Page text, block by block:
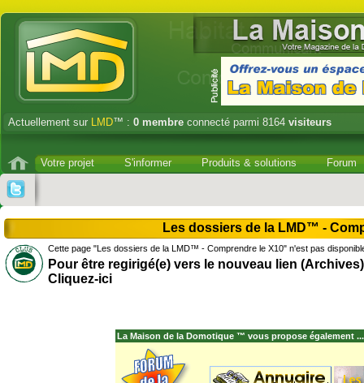
Actuellement sur LMD™ : 0 membre connecté parmi 8164 visiteurs
Votre projet S'informer Produits & solutions Forum
Les dossiers de la LMD™ -
Cette page "Les dossiers de la LMD™ - Comprendre le X10" n'est pas
Pour être regirigé(e) vers le nouveau lien
Cliquez-ici
La Maison de la Domotique ™ vous propose également ...